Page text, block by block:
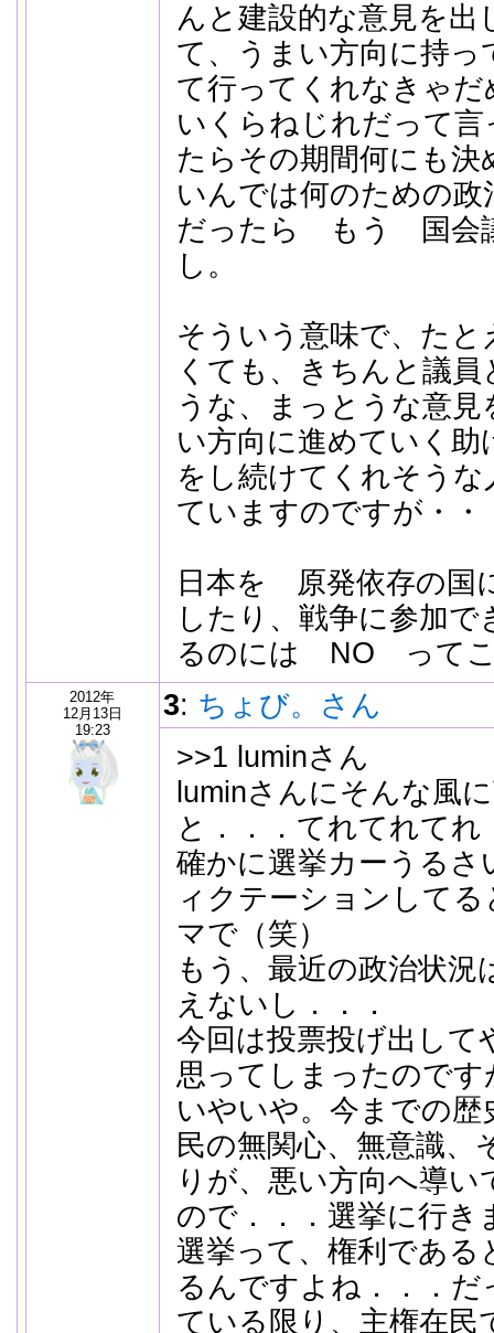
んと建設的な意見を出
て、うまい方向に持
て行ってくれなきゃだ
いくらねじれだって
たらその期間何にも
いんでは何のための
だったら もう 国会
し。
そういう意味で、た
くても、きちんと議
うな、まっとうな意
い方向に進めていく
をし続けてくれそう
ていますのですが・
日本を 原発依存の国
したり、戦争に参加
るのには NO ってこ
2012年
12月13日
19:23
3: ちょび。さん
>>1 luminさん
luminさんにそんな風
と．．．てれてれて
確かに選挙カーうるさ
ィクテーションして
マで（笑）
もう、最近の政治状
えないし．．．
今回は投票投げ出して
思ってしまったのです
いやいや。今までの
民の無関心、無意識、
りが、悪い方向へ導
ので．．．選挙に行き
選挙って、権利である
るんですよね．．．
ている限り、主権在民